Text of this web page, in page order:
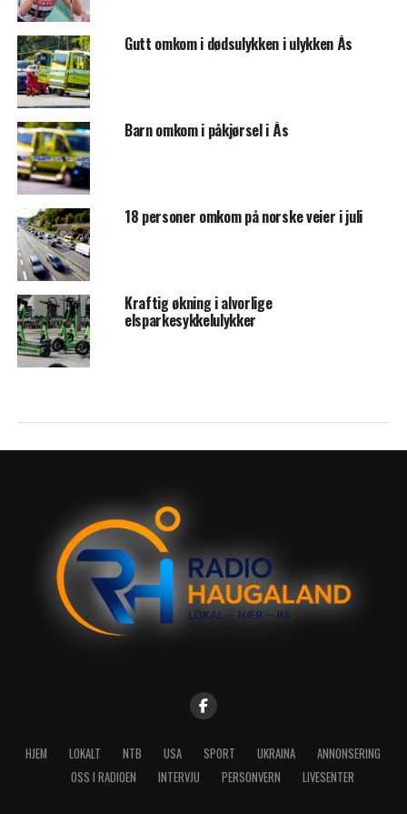
Gutt omkom i dødsulykken i ulykken Ås
Barn omkom i påkjørsel i Ås
18 personer omkom på norske veier i juli
Kraftig økning i alvorlige
elsparkesykkelulykker
HJEM LOKALT NTB USA SPORT UKRAINA
ANNONSERING
OSS I RADIOEN
INTERVJU PERSONVERN LIVESENTER